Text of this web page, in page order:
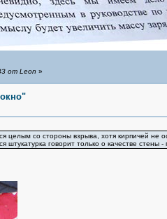
от Leon »
целым со стороны взрыва, хотя кирпичей не
говорит только о качестве стены